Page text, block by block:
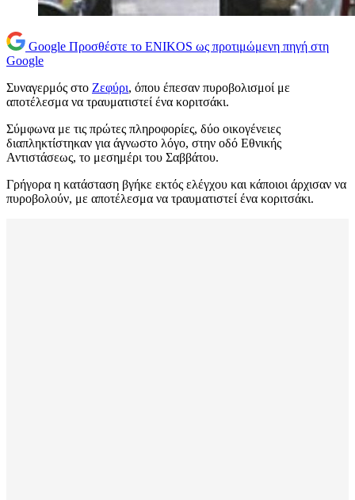
Google Προσθέστε το ENIKOS ως προτιμώμενη πηγή στη
Google
Συναγερμός στο Ζεφύρι, όπου έπεσαν πυροβολισμοί με
αποτέλεσμα να τραυματιστεί ένα κοριτσάκι.
Σύμφωνα με τις πρώτες πληροφορίες, δύο οικογένειες
διαπληκτίστηκαν για άγνωστο λόγο, στην οδό Εθνικής
Αντιστάσεως, το μεσημέρι του Σαββάτου.
Γρήγορα η κατάσταση βγήκε εκτός ελέγχου και κάποιοι άρχισαν να
πυροβολούν, με αποτέλεσμα να τραυματιστεί ένα κοριτσάκι.